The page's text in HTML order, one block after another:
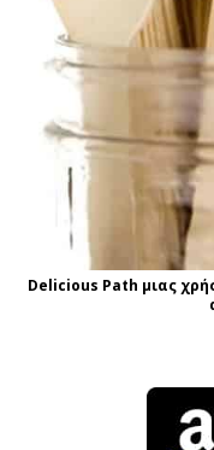
Delicious Path μιας